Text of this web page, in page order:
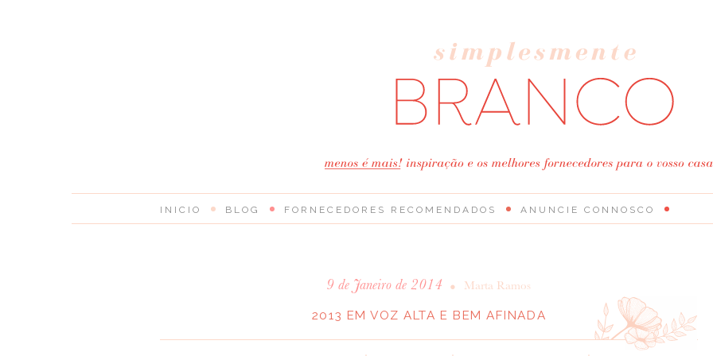
INICIO BLOG FORNECEDORES RECOMENDADOS ANUNCIE CONNOSCO
9 de Janeiro de 2014 • Marta Ramos
2013 EM VOZ ALTA E BEM AFINADA